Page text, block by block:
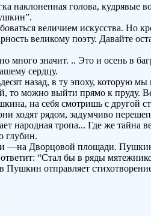
наклоненная голова, кудрявые
величием искусства. Но
великому поэту. Давайте
много значит. .. Это и осень в
сердцу.
назад, в ту эпоху, которую
то можно выйти прямо к пруду.
на себя смотришь с другой
ходят рядом, задумчиво
тропа... Где же тайна
глубин.
—на Дворцовой площади.
“Стал бы в ряды
отправляет